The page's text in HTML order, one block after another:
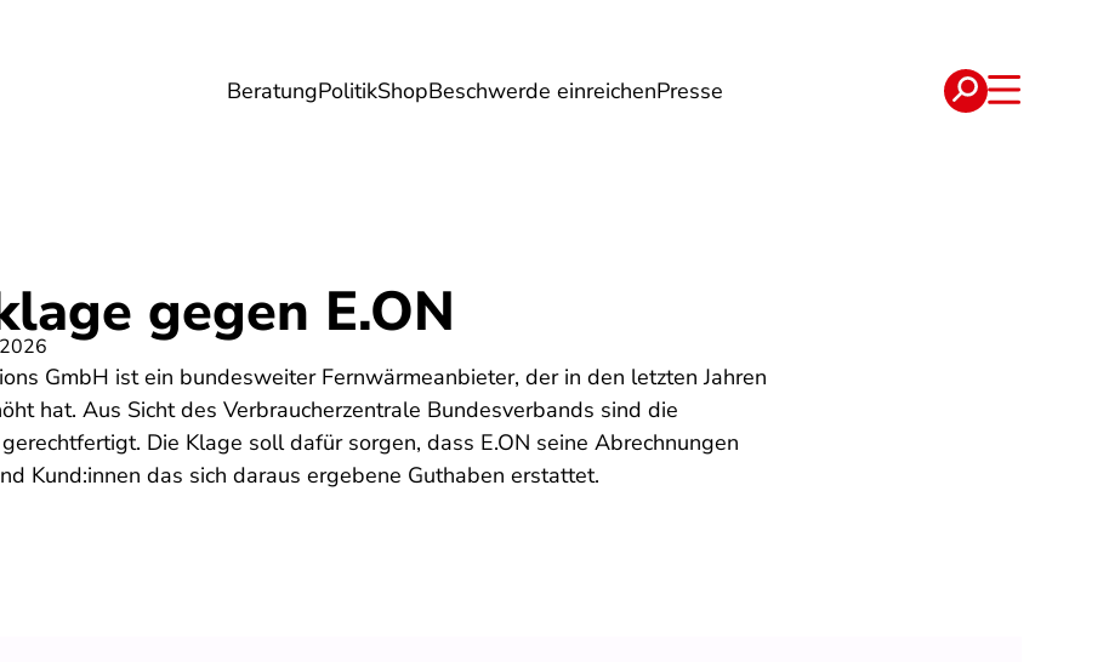
BeratungPolitikShopBeschwerde einreichenPresse
Gesundheit Energie Reise Verträge
gegen E.ON
GmbH ist ein bundesweiter Fernwärmeanbieter, der in den letzten Jahren
hat. Aus Sicht des Verbraucherzentrale Bundesverbands sind die
Die Klage soll dafür sorgen, dass E.ON seine Abrechnungen
Kund:innen das sich daraus ergebene Guthaben erstattet.